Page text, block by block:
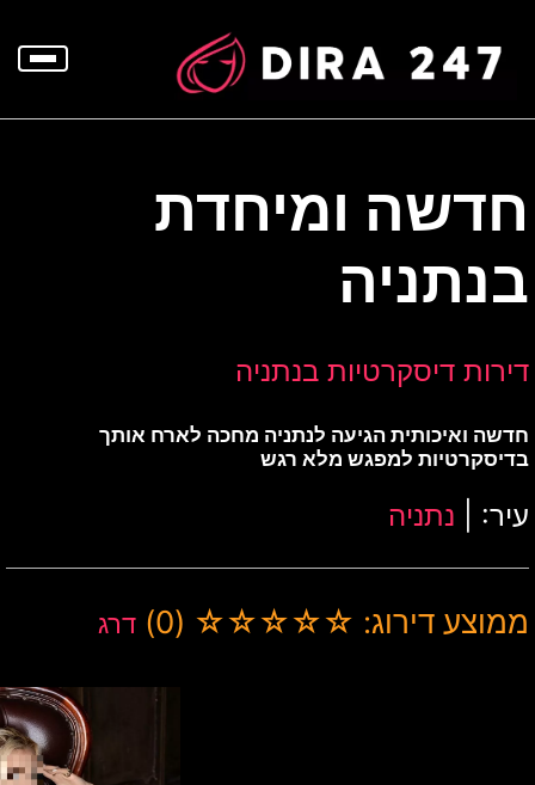
חדשה ומיחדת
בנתניה
דירות דיסקרטיות בנתניה
חדשה ואיכותית הגיעה לנתניה מחכה לארח אותך
בדיסקרטיות למפגש מלא רגש
עיר: | נתניה
ממוצע דירוג: ☆☆☆☆☆ (0) דרג